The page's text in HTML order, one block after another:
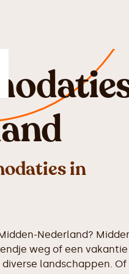
in
Nederland?
weg of een
landschappen. Of